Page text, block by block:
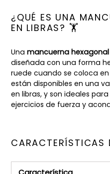
¿QUÉ ES UNA
EN LIBRAS? 🏋️
Una mancuerna hexagonal
diseñada con una forma
ruede cuando se coloca
están disponibles en una
en libras, y son ideales
ejercicios de fuerza y
CARACTERÍSTICAS